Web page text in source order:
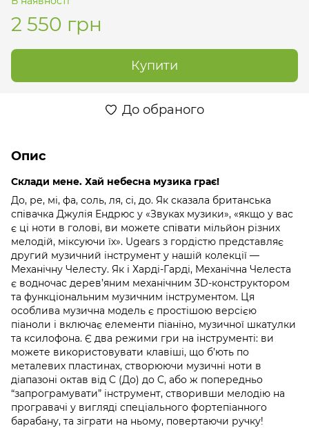
2 550 грн
Купити
До обраного
Опис
Склади мене. Хай небесна музика грає!
До, ре, мі, фа, соль, ля, сі, до. Як сказала британська
співачка Джулія Ендрюс у «Звуках музики», «якщо у вас
є ці ноти в голові, ви можете співати мільйон різних
мелодій, міксуючи їх». Ugears з гордістю представляє
другий музичний інструмент у нашій колекції —
Механічну Челесту. Як і Харді-Гарді, Механічна Челеста
є водночас дерев’яним механічним 3D-конструктором
та функціональним музичним інструментом. Ця
особлива музична модель є простішою версією
піаноли і включає елементи піаніно, музичної шкатулки
та ксилофона. Є два режими гри на інструменті: ви
можете використовувати клавіші, що б’ють по
металевих пластинах, створюючи музичні ноти в
діапазоні октав від C (До) до C, або ж попередньо
“запрограмувати” інструмент, створивши мелодію на
програвачі у вигляді спеціального фортепіанного
барабану, та зіграти на ньому, повертаючи ручку!